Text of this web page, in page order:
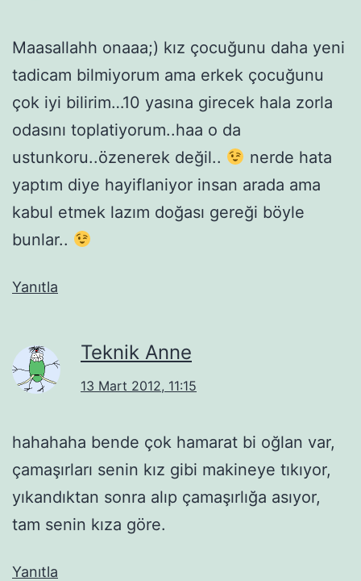
Maasallahh onaaa;) kız çocuğunu daha yeni
tadicam bilmiyorum ama erkek çocuğunu
çok iyi bilirim…10 yasına girecek hala zorla
odasını toplatiyorum..haa o da
ustunkoru..özenerek değil..
nerde hata
yaptım diye hayiflaniyor insan arada ama
kabul etmek lazım doğası gereği böyle
bunlar..
Yanıtla
Teknik Anne
13 Mart 2012, 11:15
hahahaha bende çok hamarat bi oğlan var,
çamaşırları senin kız gibi makineye tıkıyor,
yıkandıktan sonra alıp çamaşırlığa asıyor,
tam senin kıza göre.
Yanıtla